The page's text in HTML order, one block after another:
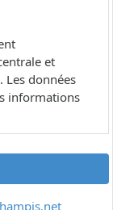
et
Les données
informations